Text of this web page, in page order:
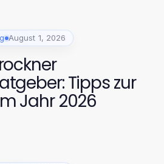
August 1, 2026
Tipps zur
Jahr 2026